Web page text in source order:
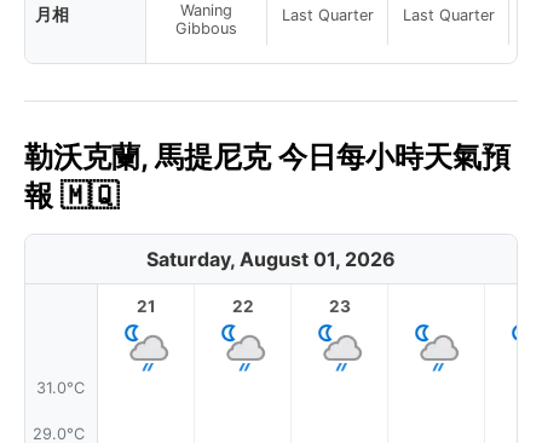
月相
Waning
Gibbous
Last Quarter Last Quarter
勒沃克蘭, 馬提尼克 今日每小時天氣預
報 🇲🇶
Saturday, August 01, 2026
31.0°C
29.0°C
21 22 23